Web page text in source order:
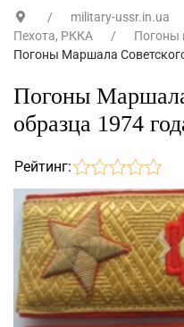
military-ussr.in.ua
Пехота, РККА
Погоны
Погоны Маршала
Погоны
образца 1974
Рейтинг: